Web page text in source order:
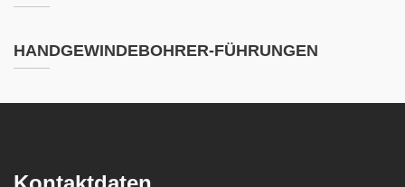
HANDGEWINDEBOHRER-FÜHRUNGEN